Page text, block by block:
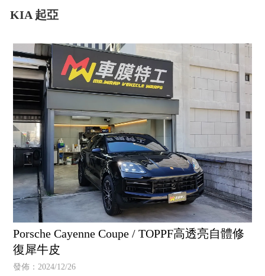
KIA 起亞
Porsche Cayenne Coupe / TOPPF高透亮自體修
復犀牛皮
發佈：2024/12/26